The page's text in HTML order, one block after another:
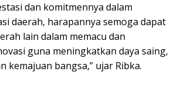
dan komitmennya dalam
daerah, harapannya semoga dapat
lain dalam memacu dan
guna meningkatkan daya saing,
kemajuan bangsa,” ujar Ribka.